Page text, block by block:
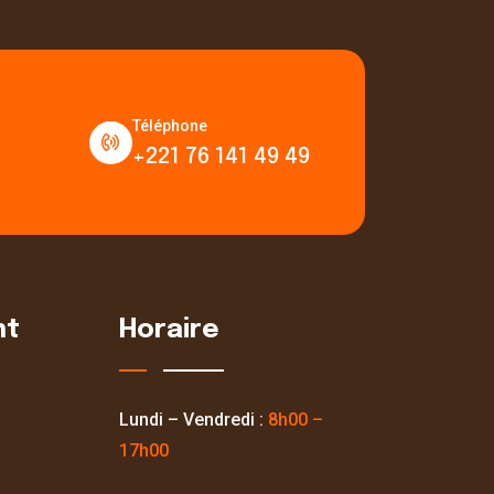
Téléphone
+221 76 141 49 49
Horaire
Lundi – Vendredi : 8h00 –
17h00